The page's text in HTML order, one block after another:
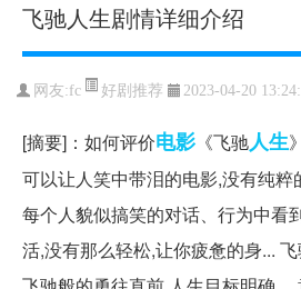
飞驰人生剧情详细介绍
网友:fc 好剧推荐 2023-04-20
[摘要]：如何评价电影 《飞驰人生
可以让人笑中带泪的电影,没有纯
每个人貌似搞笑的对话、行为中看
活,没有那么轻松,让你疲惫的身...